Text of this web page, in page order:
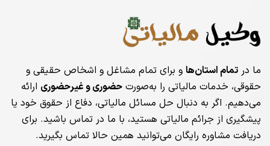
ما در تمام استان‌ها و برای تمام مشاغل و اشخاص حقیقی و
حقوقی، خدمات مالیاتی را به‌صورت حضوری و غیرحضوری ارائه
می‌دهیم. اگر به دنبال حل مسائل مالیاتی، دفاع از حقوق خود یا
پیشگیری از جرائم مالیاتی هستید، با ما در تماس باشید. برای
دریافت مشاوره رایگان می‌توانید همین حالا تماس بگیرید.